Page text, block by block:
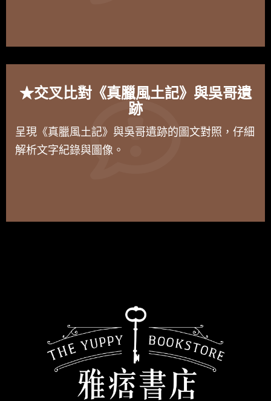
★交叉比對《真臘風土記》與吳哥遺
跡
呈現《真臘風土記》與吳哥遺跡的圖文對照，仔細
解析文字紀錄與圖像。